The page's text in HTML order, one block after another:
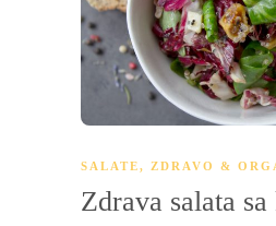
SALATE, ZDRAVO &
Zdrava salata